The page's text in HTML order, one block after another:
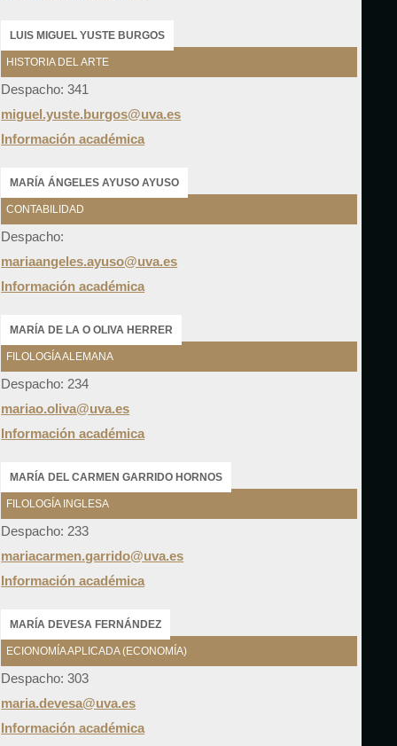
LUIS MIGUEL YUSTE BURGOS
HISTORIA DEL ARTE
Despacho: 341
miguel.yuste.burgos@uva.es
Información académica
MARÍA ÁNGELES AYUSO AYUSO
CONTABILIDAD
Despacho:
mariaangeles.ayuso@uva.es
Información académica
MARÍA DE LA O OLIVA HERRER
FILOLOGÍA ALEMANA
Despacho: 234
mariao.oliva@uva.es
Información académica
MARÍA DEL CARMEN GARRIDO HORNOS
FILOLOGÍA INGLESA
Despacho: 233
mariacarmen.garrido@uva.es
Información académica
MARÍA DEVESA FERNÁNDEZ
ECIONOMÍA APLICADA (ECONOMÍA)
Despacho: 303
maria.devesa@uva.es
Información académica